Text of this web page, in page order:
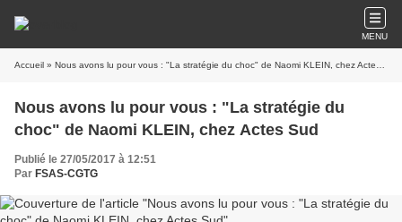
MENU
Accueil » Nous avons lu pour vous : "La stratégie du choc" de Naomi KLEIN, chez Actes Sud
Nous avons lu pour vous : "La stratégie du
choc" de Naomi KLEIN, chez Actes Sud
Publié le 27/05/2017 à 12:51
Par FSAS-CGTG